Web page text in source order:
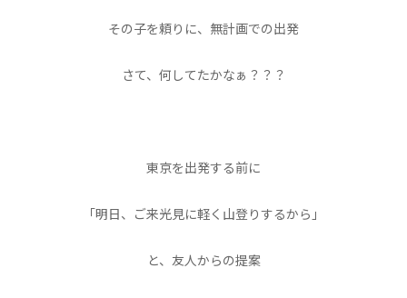
その子を頼りに、無計画での出発
さて、何してたかなぁ？？？
東京を出発する前に
「明日、ご来光見に軽く山登りするから」
と、友人からの提案